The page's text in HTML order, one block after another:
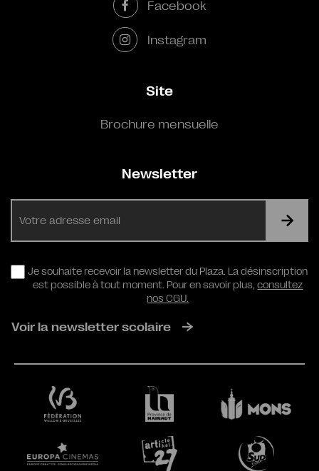
Facebook
Instagram
Site
Brochure mensuelle
Newsletter
RGPD
Je souhaite recevoir la newsletter du Plaza. La désinscription
est possible à tout moment. Pour en savoir plus,consultez
nos CGU.
Voir la newsletter scolaire